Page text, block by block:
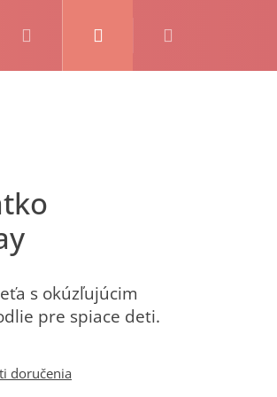
Prihlásenie
s okúzľujúcim
pre spiace deti.
doručenia